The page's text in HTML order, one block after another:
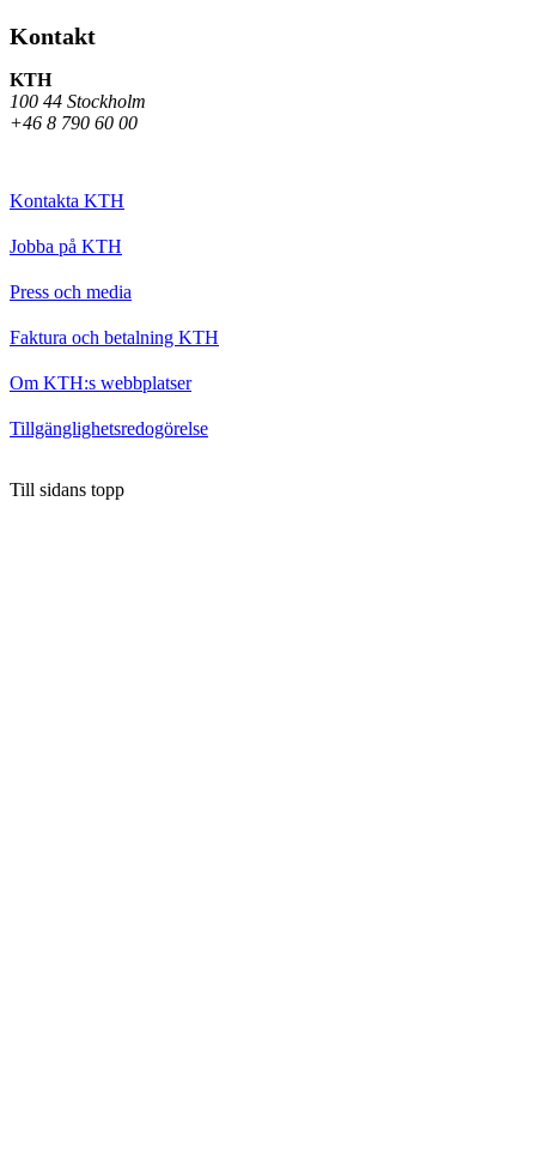
Kontakt
KTH
100 44 Stockholm
+46 8 790 60 00
Kontakta KTH
Jobba på KTH
Press och media
Faktura och betalning KTH
Om KTH:s webbplatser
Tillgänglighetsredogörelse
Till sidans topp